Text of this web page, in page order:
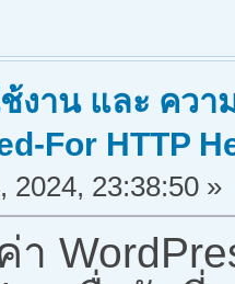
งาน และ ควา
For HTTP
2024, 23:38:50 »